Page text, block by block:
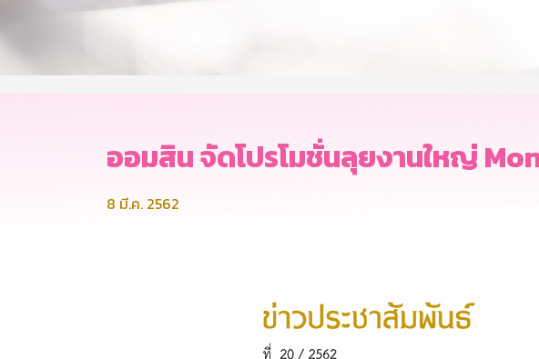
ออมสิน จัดโปรโมชั่นลุยงานใหญ่
8 มี.ค. 2562